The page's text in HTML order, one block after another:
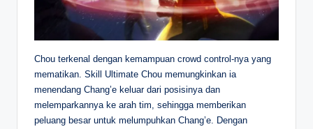
Chou terkenal dengan kemampuan crowd control-nya yang
mematikan. Skill Ultimate Chou memungkinkan ia
menendang Chang’e keluar dari posisinya dan
melemparkannya ke arah tim, sehingga memberikan
peluang besar untuk melumpuhkan Chang’e. Dengan